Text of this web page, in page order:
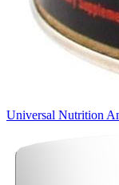
Universal Nutrition